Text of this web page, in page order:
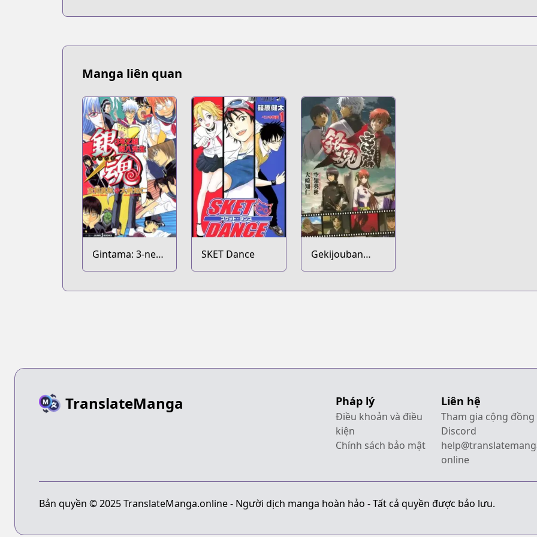
Manga liên quan
Gintama: 3-nen
Z-gumi
SKET Dance
Gekijouban
Gintama:
TranslateManga Pháp lý
Điều khoản và điều
kiện
Chính sách bảo mật
Liên hệ
Tham gia cộng đồng
Discord
online
Bản quyền © 2025 TranslateManga.online - Người dịch manga hoàn hảo - Tất cả quyền được bảo lưu.